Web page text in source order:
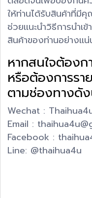
ให้ท่านได้รับสินค้าที่มี
ช่วยเเนะนำวิธีการนำเ
สินค้าของท่านอย่างเเ
หากสนใจต้องก
หรือต้องการรา
ตามช่องทางดั
Wechat :
Email :
Facebook :
Line: @thaihua4u